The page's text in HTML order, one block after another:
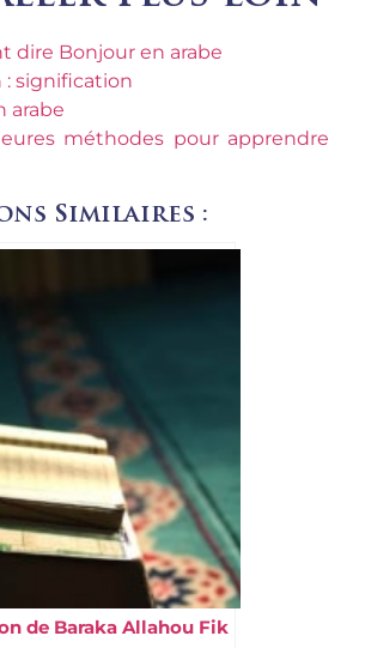
dire Bonjour en arabe
: signification
arabe
méthodes pour apprendre
Similaires :
de Baraka Allahou Fik